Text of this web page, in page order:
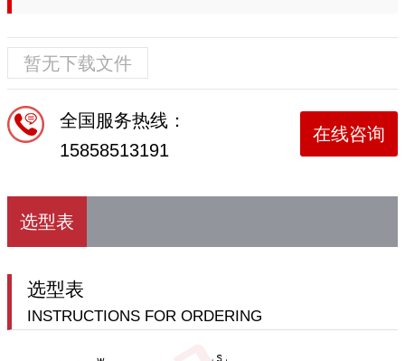
暂无下载文件
全国服务热线：
15858513191
在线咨询
选型表
选型表
INSTRUCTIONS FOR ORDERING